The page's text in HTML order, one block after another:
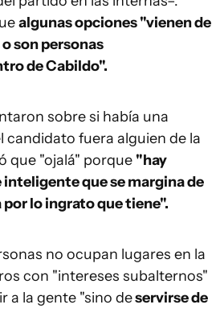
algunas opciones "vienen de
son personas
de Cabildo".
sobre si había una
candidato fuera alguien de la
que "ojalá" porque "hay
inteligente que se margina de
lo ingrato que tiene".
no ocupan lugares en la
con "intereses subalternos"
a la gente "sino deservirse de